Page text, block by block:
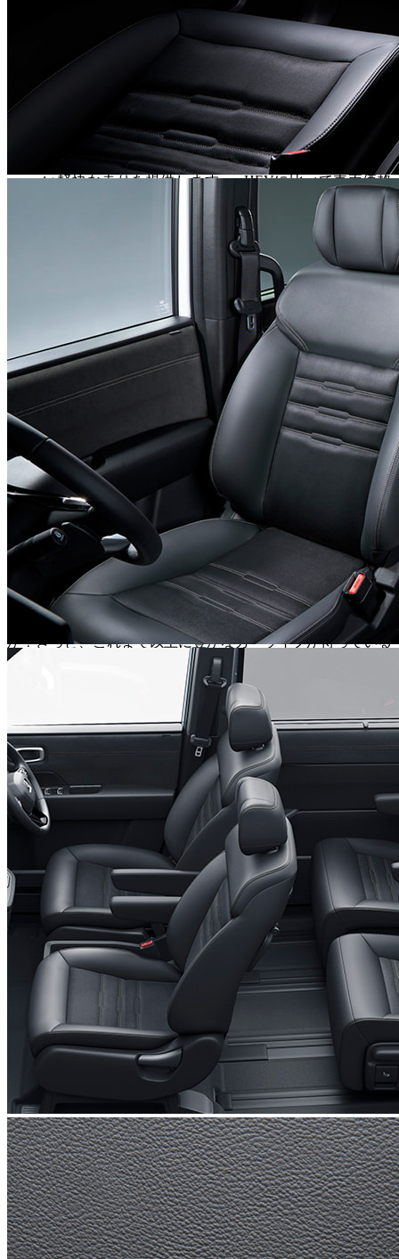
込めば、モーターが瞬時に力強いトルクを発生させ、
ミニバンとは思えない爽快な加速を味わえます。燃費
性能も非常に優れており、WLTCモードで約
20.0km/L（FFモデル）と、家計にも優しい一台です。
1.5L VTEC TURBOエンジンは、低回転から力強いトル
クを発生させ、街乗りから高速道路までストレスのな
い軽快な走りを提供します。e:HEVに比べて車両価格
が抑えられている点も魅力です。燃費はWLTCモード
で約13.2km/L～13.9km/Lと、このクラスのミニバンと
して十分な性能を確保しています。
エンキロのカーリースで、賢くステップワゴンに乗るとい
エンキロのカーリースなら、頭金や初期費用を抑え、月額基
本料金と走った分に応じた距離料金の支払いで憧れの「ステ
ップワゴン」に乗ることができます。自動車税や車検費用、
自賠責保険料、さらには契約内容に応じたメンテナンス費用
までもが月額基本料金に含めることもできるので、突発的な
出費の心配がありません。家計の管理が非常にしやすくな
り、安心してカーライフを楽しめます。
また、契約期間や走行距離もあなたのライフスタイルに合
わせて柔軟に選べるため、無理なく「ステップワゴン」のあ
る生活を始めることが可能です。ライフステージの変化に合
わせて乗り換えを検討しやすい点も、カーリースの大きなメ
リットです。
家族みんなで快適に過ごせる空間を表現した 「ステップワ
ゴン」を、エンキロのカーリースで賢く手に入れてみません
か？きっと、これまで以上に豊かなカーライフが待っている
はずです。